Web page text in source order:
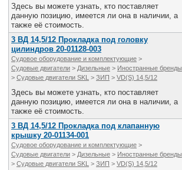
Здесь вы можете узнать, кто поставляет
данную позицию, имеется ли она в наличии, а
также её стоимость.
3 ВД 14,5/12 Прокладка под головку
цилиндров 20-01128-003
Судовое оборудование и комплектующие >
Судовые двигатели > Дизельные > Иностранные бренды
> Судовые двигатели SKL > ЗИП > VD(S) 14,5/12
Здесь вы можете узнать, кто поставляет
данную позицию, имеется ли она в наличии, а
также её стоимость.
3 ВД 14,5/12 Прокладка под клапанную
крышку 20-01134-001
Судовое оборудование и комплектующие >
Судовые двигатели > Дизельные > Иностранные бренды
> Судовые двигатели SKL > ЗИП > VD(S) 14,5/12